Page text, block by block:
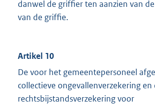
danwel de griffier ten aanzien van
van de griffie.
Artikel 10
De voor het gemeentepersoneel
collectieve ongevallenverzekering en
rechtsbijstandsverzekering voor